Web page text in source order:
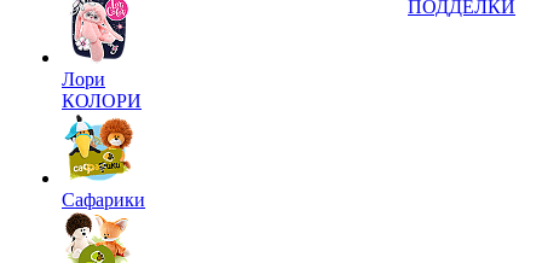
Лори
КОЛОРИ
Сафарики
ПОДДЕЛКИ